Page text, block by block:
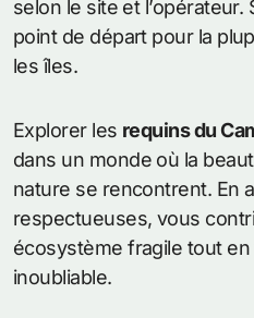
selon le site et
point de départ pour la
les îles.
Explorer les requins du
dans un monde où la
nature se rencontrent. En
respectueuses, vous
écosystème fragile tout
inoubliable.